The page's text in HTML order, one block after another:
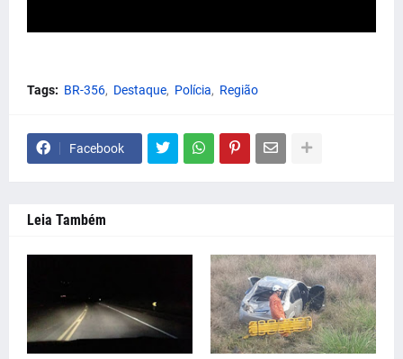
Tags: BR-356 Destaque Polícia Região
Facebook
Leia Também